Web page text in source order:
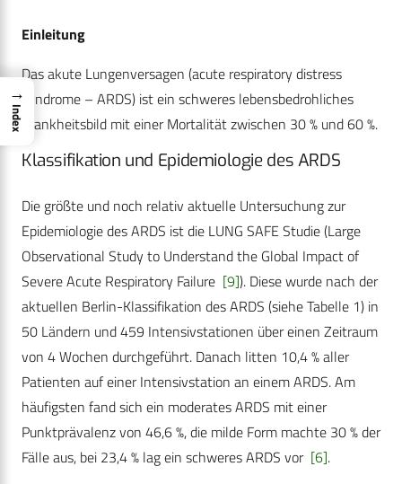
Einleitung
Das akute Lungenversagen (acute respiratory distress
syndrome – ARDS) ist ein schweres lebensbedrohliches
Krankheitsbild mit einer Mortalität zwischen 30 % und 60 %.
Klassifikation und Epidemiologie des ARDS
Die größte und noch relativ aktuelle Untersuchung zur
Epidemiologie des ARDS ist die LUNG SAFE Studie (Large
Observational Study to Understand the Global Impact of
Severe Acute Respiratory Failure [9]). Diese wurde nach der
aktuellen Berlin-Klassifikation des ARDS (siehe Tabelle 1) in
50 Ländern und 459 Intensivstationen über einen Zeitraum
von 4 Wochen durchgeführt. Danach litten 10,4 % aller
Patienten auf einer Intensivstation an einem ARDS. Am
häufigsten fand sich ein moderates ARDS mit einer
Punktprävalenz von 46,6 %, die milde Form machte 30 % der
Fälle aus, bei 23,4 % lag ein schweres ARDS vor [6].
→
Index